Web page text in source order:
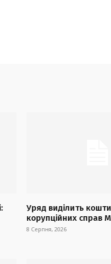
Уряд виділить
корупційних справ
8 Серпня, 2026